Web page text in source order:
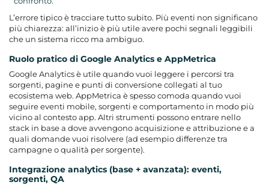
L’errore tipico è tracciare tutto subito. Più eventi non significano
più chiarezza: all’inizio è più utile avere pochi segnali leggibili
che un sistema ricco ma ambiguo.
Ruolo pratico di Google Analytics e AppMetrica
Google Analyticsè utile quando vuoi leggere i percorsi tra
sorgenti, pagine e punti di conversione collegati al tuo
ecosistema web. AppMetrica è spesso comoda quando vuoi
seguire eventi mobile, sorgenti e comportamento in modo più
vicino al contesto app. Altri strumenti possono entrare nello
stack in base a dove avvengono acquisizione e attribuzione e a
quali domande vuoi risolvere (ad esempio differenze tra
campagne o qualità per sorgente).
Integrazione analytics (base + avanzata): eventi,
sorgenti, QA